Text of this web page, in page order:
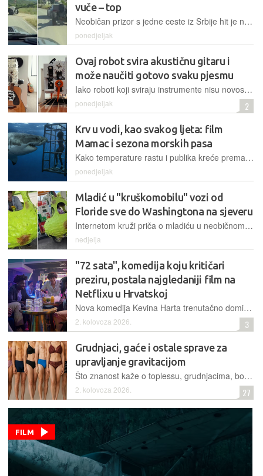
vuče – top
Neobičan prizor s jedne ceste iz Srbije hit je na društvenim mrežama, a mnogi su se zapitali u kojem kontekstu bi moderni sportski karavan za sobom umjesto prikolice vukao vojno naoružanje
ponedjeljak
Ovaj robot svira akustičnu gitaru i
može naučiti gotovo svaku pjesmu
Iako roboti koji sviraju instrumente nisu novost, ovaj projekt ističe se mogućnošću čitanja digitalnih notnih zapisa, što mu omogućuje izvođenje velikog broja različitih pjesama
ponedjeljak 2
Krv u vodi, kao svakog ljeta: film
Mamac i sezona morskih pasa
Kako temperature rastu i publika kreće prema plažama, studiji i streaming platforme aktiviraju jedan od najpouzdanijih sezonskih rituala popularne subkulture: triler o morskom psu
ponedjeljak
Mladić u "kruškomobilu" vozi od
Floride sve do Washingtona na sjeveru
Internetom kruži priča o mladiću u neobičnom malenom vozilu oblika kruške, kojim se on otisnuo na putovanje Sjedinjenim Državama – kako bi bolje doživio prirodu i proveo zabavno ljeto
nedjelja
"72 sata", komedija koju kritičari
preziru, postala najgledaniji film na
Netflixu u Hrvatskoj
Nova komedija Kevina Harta trenutačno dominira Netflixom, iako je porazne ocjene kritičara svrstavaju među najgore filmove godine. Negativna je kritika, a negativne su i recenzije gledatelja po društvenim mrežama - ali gledanost je odlična!
2. kolovoza 2026. 3
Grudnjaci, gaće i ostale sprave za
upravljanje gravitacijom
Što znanost kaže o toplessu, grudnjacima, boksericama i svemu što se pod njima grije, znoji i poskakuje
2. kolovoza 2026. 27
FILM